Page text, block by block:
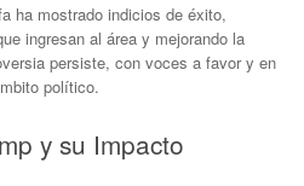
ha mostrado indicios de éxito,
ingresan al área y mejorando la
persiste, con voces a favor y en
político.
y su Impacto